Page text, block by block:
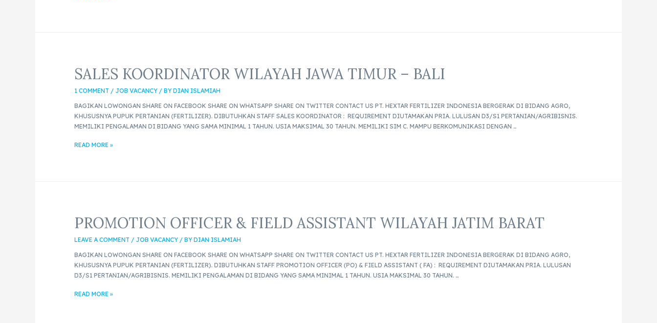
SALES KOORDINATOR WILAYAH JAWA TIMUR – BALI
1 COMMENT /JOB VACANCY / BYDIAN ISLAMIAH
BAGIKAN LOWONGAN SHARE ON FACEBOOK SHARE ON WHATSAPP SHARE ON TWITTER CONTACT US PT. HEXTAR FERTILIZER INDONESIA BERGERAK DI BIDANG AGRO,
KHUSUSNYA PUPUK PERTANIAN (FERTILIZER). DIBUTUHKAN STAFF SALES KOORDINATOR : REQUIREMENT DIUTAMAKAN PRIA. LULUSAN D3/S1 PERTANIAN/AGRIBISNIS.
MEMILIKI PENGALAMAN DI BIDANG YANG SAMA MINIMAL 1 TAHUN. USIA MAKSIMAL 30 TAHUN. MEMILIKI SIM C. MAMPU BERKOMUNIKASI DENGAN …
READ MORE »
PROMOTION OFFICER & FIELD ASSISTANT WILAYAH JATIM BARAT
LEAVE A COMMENT /JOB VACANCY / BYDIAN ISLAMIAH
BAGIKAN LOWONGAN SHARE ON FACEBOOK SHARE ON WHATSAPP SHARE ON TWITTER CONTACT US PT. HEXTAR FERTILIZER INDONESIA BERGERAK DI BIDANG AGRO,
KHUSUSNYA PUPUK PERTANIAN (FERTILIZER). DIBUTUHKAN STAFF PROMOTION OFFICER (PO) & FIELD ASSISTANT ( FA) : REQUIREMENT DIUTAMAKAN PRIA. LULUSAN
D3/S1 PERTANIAN/AGRIBISNIS. MEMILIKI PENGALAMAN DI BIDANG YANG SAMA MINIMAL 1 TAHUN. USIA MAKSIMAL 30 TAHUN. …
READ MORE »